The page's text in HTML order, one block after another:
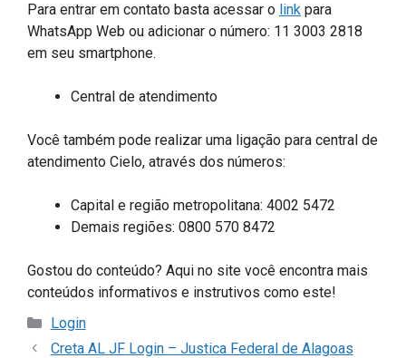
Para entrar em contato basta acessar o link para
WhatsApp Web ou adicionar o número: 11 3003 2818
em seu smartphone.
Central de atendimento
Você também pode realizar uma ligação para central de
atendimento Cielo, através dos números:
Capital e região metropolitana: 4002 5472
Demais regiões: 0800 570 8472
Gostou do conteúdo? Aqui no site você encontra mais
conteúdos informativos e instrutivos como este!
Categorias
Login
Creta AL JF Login – Justica Federal de Alagoas